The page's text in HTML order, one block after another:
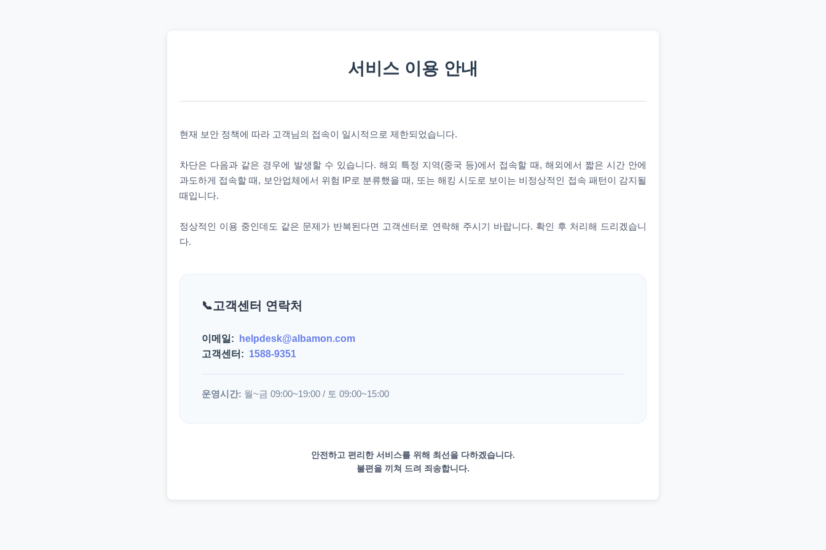
서비스 이용 안내
현재 보안 정책에 따라 고객님의 접속이 일시적으로 제한되었습니다.
차단은 다음과 같은 경우에 발생할 수 있습니다. 해외 특정 지역(중국 등)에서 접속할 때, 해외에서 짧은 시간 안에
과도하게 접속할 때, 보안업체에서 위험 IP로 분류했을 때, 또는 해킹 시도로 보이는 비정상적인 접속 패턴이 감지될
때입니다.
정상적인 이용 중인데도 같은 문제가 반복된다면 고객센터로 연락해 주시기 바랍니다. 확인 후 처리해 드리겠습니
다.
고객센터 연락처
이메일:
helpdesk@albamon.com
고객센터: 1588-9351
운영시간: 월~금 09:00~19:00 / 토 09:00~15:00
안전하고 편리한 서비스를 위해 최선을 다하겠습니다.
불편을 끼쳐 드려 죄송합니다.